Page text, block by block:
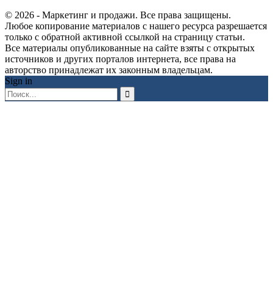
© 2026 - Маркетинг и продажи. Все права защищены.
Любое копирование материалов с нашего ресурса разрешается
только с обратной активной ссылкой на страницу статьи.
Все материалы опубликованные на сайте взяты с открытых
источников и других порталов интернета, все права на
авторство принадлежат их законным владельцам.
Sign in